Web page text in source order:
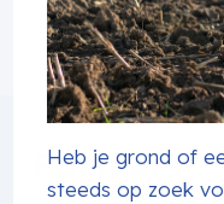
Heb je grond of
steeds op zoek
Partners